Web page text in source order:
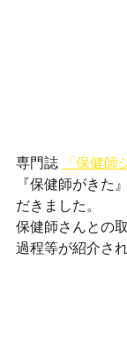
専門誌 「保健師
『保健師がきた
だきました。
保健師さんとの
過程等が紹介さ